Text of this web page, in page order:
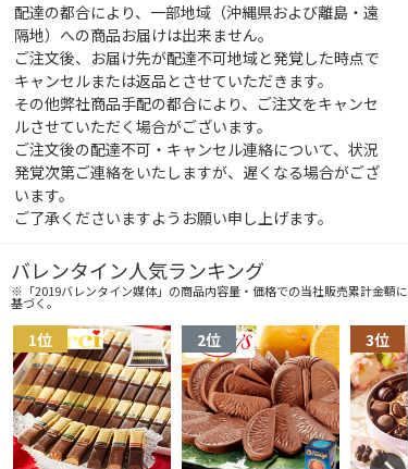
配達の都合により、一部地域（沖縄県および離島・遠
隔地）への商品お届けは出来ません。
ご注文後、お届け先が配達不可地域と発覚した時点で
キャンセルまたは返品とさせていただきます。
その他弊社商品手配の都合により、ご注文をキャンセ
ルさせていただく場合がございます。
ご注文後の配達不可・キャンセル連絡について、状況
発覚次第ご連絡をいたしますが、遅くなる場合がござ
います。
ご了承くださいますようお願い申し上げます。
バレンタイン人気ランキング
※「2019バレンタイン媒体」の商品内容量・価格での当社販売累計金額に
基づく。